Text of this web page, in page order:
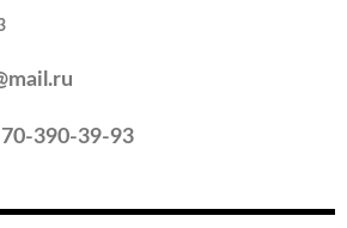
70-390-39-93